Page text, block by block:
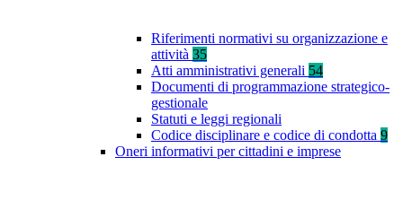
Riferimenti normativi su organizzazione e
attività 35
Atti amministrativi generali 54
Documenti di programmazione strategico-
gestionale
Statuti e leggi regionali
Codice disciplinare e codice di condotta 9
Oneri informativi per cittadini e imprese